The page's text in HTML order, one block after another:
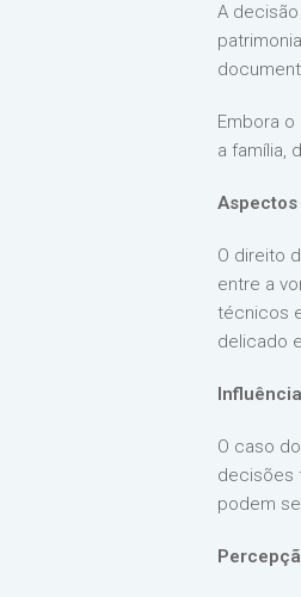
A
Embora
a família,
O direito
entre a
técnicos
delicado
O caso
decisões
podem